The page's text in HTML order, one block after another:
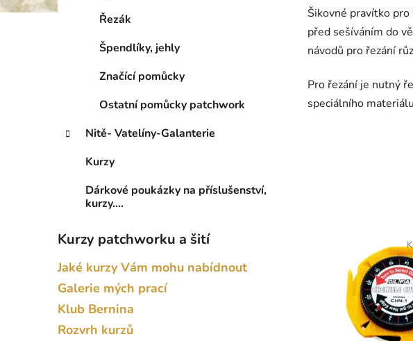
Řezák
Špendlíky, jehly
Značící pomůcky
Ostatní pomůcky patchwork
Nitě- Vatelíny-Galanterie
Kurzy
Dárkové poukázky na příslušenství,
kurzy....
Kurzy patchworku a šití
Jaké kurzy Vám mohu nabídnout
Galerie mých prací
Klub Bernina
Rozvrh kurzů
Šikovné pravítko pro
před sešíváním do
návodů pro řezání
Pro řezání je nutný
speciálního